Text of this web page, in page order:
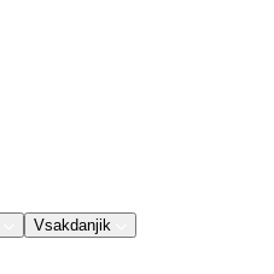
Vsakdanjik